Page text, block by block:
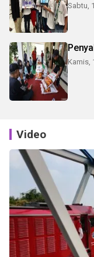
Sabtu,
Kamis,
Video